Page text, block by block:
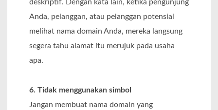
deskriptif. Dengan kata lain, ketika pengunjung
Anda, pelanggan, atau pelanggan potensial
melihat nama domain Anda, mereka langsung
segera tahu alamat itu merujuk pada usaha
apa.
6. Tidak menggunakan simbol
Jangan membuat nama domain yang